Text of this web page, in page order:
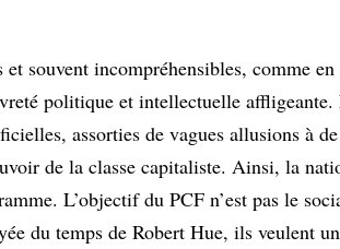
souvent incompréhensibles, comme
politique et intellectuelle
assorties de vagues allusions à
de la classe capitaliste. Ainsi, la
L’objectif du PCF n’est pas le
du temps de Robert Hue, ils veulent